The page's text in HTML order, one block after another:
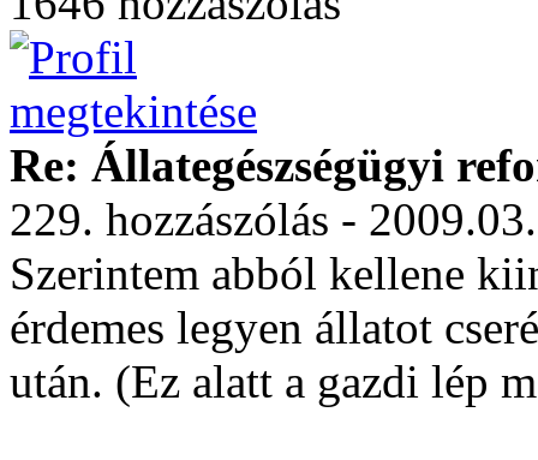
Re: Állategészségügyi
229. hozzászólás -
Szerintem abból kellene
érdemes legyen állatot
után. (Ez alatt a gazdi lép